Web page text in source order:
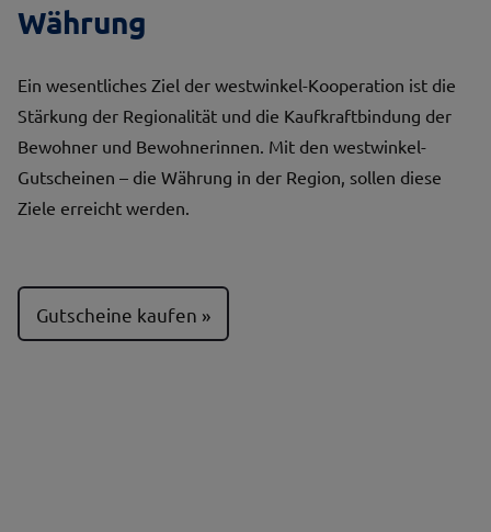
Währung
Ein wesentliches Ziel der westwinkel-Kooperation ist die
Stärkung der Regionalität und die Kaufkraftbindung der
Bewohner und Bewohnerinnen. Mit den westwinkel-
Gutscheinen – die Währung in der Region, sollen diese
Ziele erreicht werden.
Gutscheine kaufen